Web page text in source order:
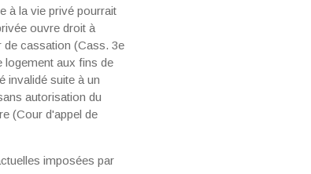
à la vie privé pourrait
ouvre droit à
de cas­sation (Cass. 3e
logement aux fins de
invalidé suite à un
autorisation du
(Cour d'appel de
imposées par